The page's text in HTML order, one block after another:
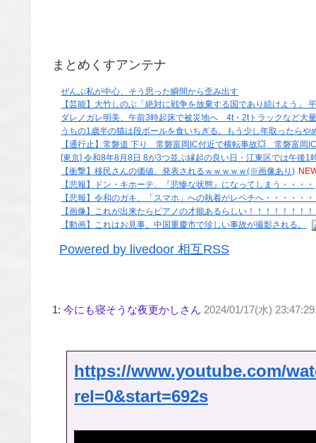
まとめくすアンテナ
ぜんぶ私が中心、そう思った瞬間から歪み出す
【芸能】大竹しのぶ「絶対に戦争を放棄する国であり続けよう」
ダレノガレ明美、午前3時起床で被災地へ 4t・2tトラックなど大
うちの1歳半の猫は段ボールを食いちぎる。もう少し年取ったら
【通行止】常磐道 下り 常磐富岡IC付近で横転事故💥 常磐富岡
[東京] 令和8年8月8日 8が3つ並ぶ縁起の良い日・江東区では午後1
【衝撃】移民さんの価値、発表されるｗｗｗｗｗ(※画像あり)
【悲報】ドン・キホーテ、『悲惨な状態』になってしまう・・・・
【悲報】令和のガキ、「スマホ」への執着がレベチへ・・・・・
【画像】これが出来たらピアノの才能あるらしい！！！！！！！
【動画】これはお見事。中国重慶市で珍しい事故が撮影される。
Powered by livedoor 相互RSS
1: 今にも寝そうな夜更かしさん 2024/01/17(水)
https://www.youtube.com/
rel=0&start=692s